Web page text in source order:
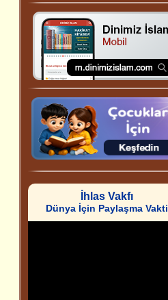
İhlas Vakfı
Dünya İçin Paylaşma Vakti